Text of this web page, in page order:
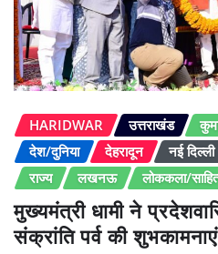
HARIDWAR उत्तराखंड
देश/दुनिया
देहरादून नई दिल्ली
राज्य
लखनऊ लोककला/
मुख्यमंत्री धामी ने
संक्रांति पर्व की शुभकामनाएं